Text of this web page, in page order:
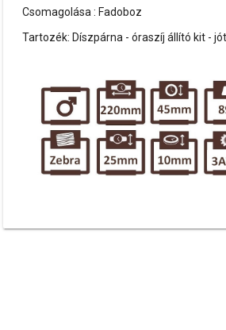
Csomagolása : Fadoboz
Tartozék: Díszpárna - óraszíj állító kit -